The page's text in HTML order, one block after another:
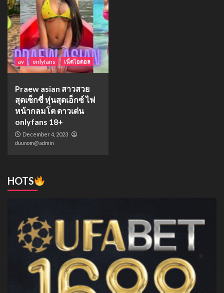
av onlyfans เน็ตไอดอล
Praew asian สาวสวย
สุดเซ็กซี่ หุ่นสุดเอ็กซ์ ไฟ
หน้ากลมโต ดาวเด่น
onlyfans 18+
December 4, 2023
duunom@admin
HOTS